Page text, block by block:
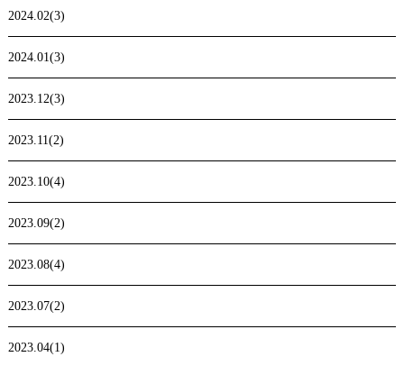
2024.02(3)
2024.01(3)
2023.12(3)
2023.11(2)
2023.10(4)
2023.09(2)
2023.08(4)
2023.07(2)
2023.04(1)